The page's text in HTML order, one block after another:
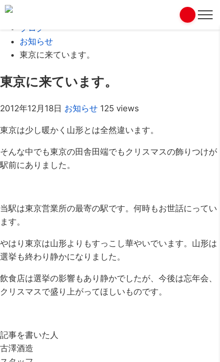
ブログ
お知らせ
東京に来ています。
東京に来ています。
2012年12月18日 お知らせ 125 views
東京は少し暖かく山形とは全然違います。
そんな中でも東京の田舎田端でもクリスマスの飾りつけが
駅前にありました。
当駅は東京営業所の最寄の駅です。何時もお世話にってい
ます。
やはり東京は山形よりもすっこし華やいでいます。山形は
選挙も終わり静かになりました。
飲食店は選挙の影響もあり静かでしたが、今後は忘年会、
クリスマスで盛り上がってほしいものです。
記事を書いた人
古澤酒造